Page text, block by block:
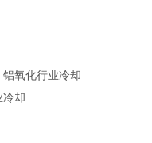
氧化行业冷却
冷却